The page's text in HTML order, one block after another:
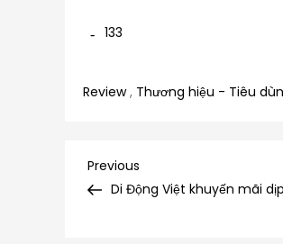
133
Review, Thương hiệu - Tiêu
Điều
Previous
Post
Previous
Di Động Việt khuyến mãi